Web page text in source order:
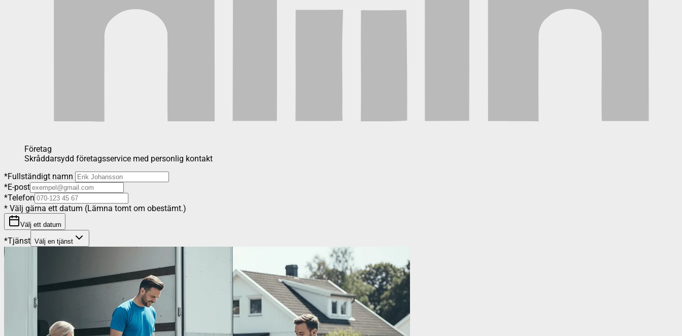
Företag
Skråddarsydd företagsservice med personlig kontakt
*Fullständigt namn
*E-post
*Telefon
* Välj gärna ett datum (Lämna tomt om obestämt.)
Välj ett datum
*Tjänst Välj en tjänst